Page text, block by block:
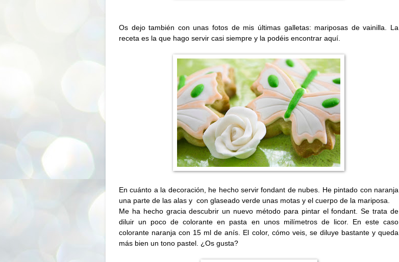
Os dejo también con unas fotos de mis últimas galletas: mariposas de vainilla. La
receta es la que hago servir casi siempre y la podéis encontrar aquí
En cuánto a la decoración, he hecho servir fondant de nubes. He pintado con naranja
una parte de las alas y con glaseado verde unas motas y el cuerpo de la mariposa.
Me ha hecho gracia descubrir un nuevo método para pintar el fondant. Se trata de
diluir un poco de colorante en pasta en unos milímetros de licor. En este caso
colorante naranja con 15 ml de anís. El color, cómo veis, se diluye bastante y queda
más bien un tono pastel. ¿Os gusta?